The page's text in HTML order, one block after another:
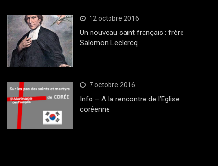
12 octobre 2016
Un nouveau saint français : frère
Salomon Leclercq
7 octobre 2016
Info – A la rencontre de l’Eglise
coréenne